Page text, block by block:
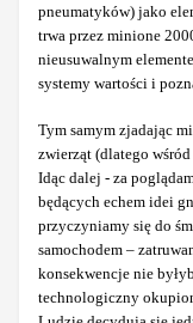
pneumatyków) jako
trwa przez minione
nieusuwalnym
systemy wartości i
Tym samym zjadając
zwierząt (dlatego
Idąc dalej - za
będących echem idei
przyczyniamy się do
samochodem –
konsekwencje nie
technologiczny